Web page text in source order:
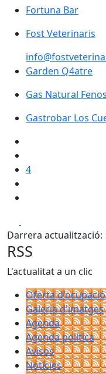
Fortuna Bar
Fost Veterinaris
Fost Veterinaris
Garden Q4atre
Garden Q4atre
Gas Natural
Gastrobar Los
4
Darrera actualització:
RSS
L'actualitat a un clic
Oferta d'ocupació
Galeria d'imatges
Agenda
Agenda política
Avisos
Notícies